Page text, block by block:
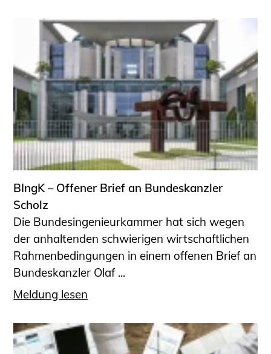
BIngK – Offener Brief an Bundeskanzler
Scholz
Die Bundesingenieurkammer hat sich wegen
der anhaltenden schwierigen wirtschaftlichen
Rahmenbedingungen in einem offenen Brief an
Bundeskanzler Olaf ...
Meldung lesen